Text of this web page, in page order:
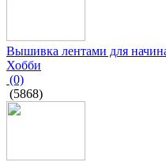
Вышивка лентами для
Хобби
(0)
(5868)